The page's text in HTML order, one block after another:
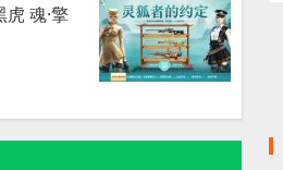
魂·擎